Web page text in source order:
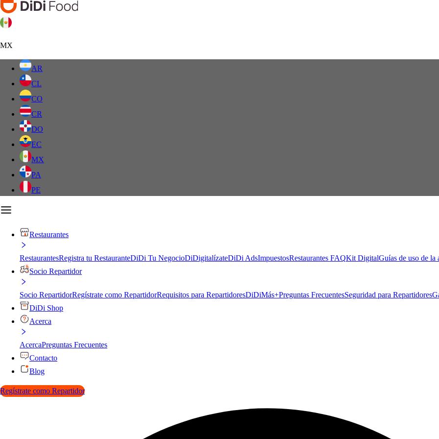
MX
AR
CL
CO
CR
DO
EC
MX
PA
PE
Restaurantes
RestaurantesRegistra tu RestauranteDiDi Tu NegocioDiDigitalízateDiDi AdsImpuestosRestaurantes FAQKit DigitalGuías de uso de la
Socio Repartidor
Socio RepartidorRegístrate como RepartidorRequisitos para RepartidoresDiDiMás+Preguntas FrecuentesSeguridad para Repartidores
DiDi Shop
Acerca
AcercaPreguntas Frecuentes
Contacto
Blog
Regístrate como Repartidor